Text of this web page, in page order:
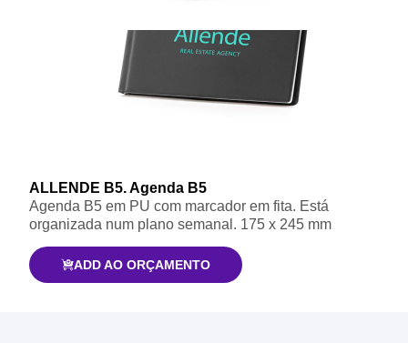
ALLENDE B5. Agenda B5
Agenda B5 em PU com marcador em fita. Está
organizada num plano semanal. 175 x 245 mm
ADD AO ORÇAMENTO